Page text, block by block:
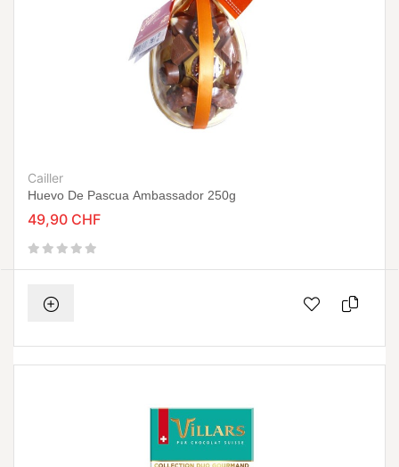
Cailler
Huevo De Pascua Ambassador 250g
49,90 CHF